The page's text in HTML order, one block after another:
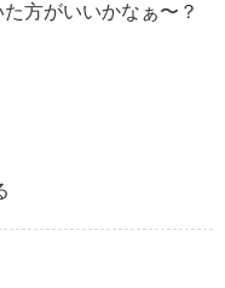
方がいいかなぁ〜？